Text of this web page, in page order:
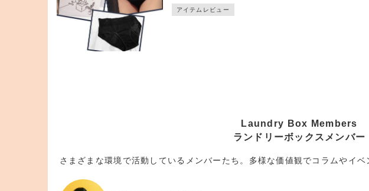
アイテムレビュー
Laundry Box Members
ランドリーボックスメンバー
さまざまな環境で活動しているメンバーたち。多様な価値観でコラムやイベ